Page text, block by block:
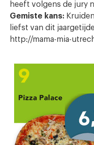
heeft volgens de jury
Gemiste kans:
liefst van dit
http://mama-mia-